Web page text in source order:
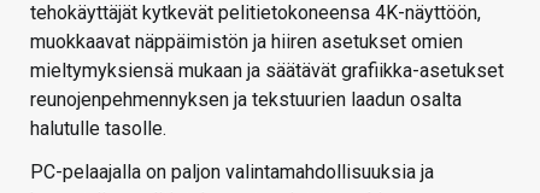
tehokäyttäjät kytkevät pelitietokoneensa 4K-näyttöön,
muokkaavat näppäimistön ja hiiren asetukset omien
mieltymyksiensä mukaan ja säätävät grafiikka-asetukset
reunojenpehmennyksen ja tekstuurien laadun osalta
halutulle tasolle.
PC-pelaajalla on paljon valintamahdollisuuksia ja